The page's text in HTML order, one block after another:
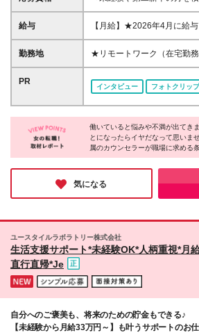
◆美容に関わる仕事がした
歓迎 ◆事務経験・社会人経
中！ ☆8割以上が未経験スタート♪ 私たちは今までの
スキルや経験より あなたの
給与
【月給】★2026年4月に給
京 21万0000円～ 神奈川 20
万7000円～ 千葉 19万6000
～ 栃木 18万2500円～ 滋賀/
岡山 17万6000円～ 香川 17
4000円～ 新潟 17万3500円
口/愛媛 16万8500円～ 熊本
同様) 勤務エリア/東京・神奈
屋・大阪・京都・兵庫 ・札
勤務地
★リモートワーク（在宅勤
ク）もOK 東京都内（渋谷
恵比寿、池袋、品川、秋葉
埼玉、北海道、仙台、福島
ば、長野、富山、静岡、名
滋賀、京都、大阪、神戸、
愛媛、山口、福岡、熊本、
企業での勤務 ◆大手企業で働くチャンス！ ◆転勤な
し/自宅から通える範囲で希
イ＆おしゃれオフィス多数
エリアも♪ ※配属先によって異なりま
アの一例】 東京都……23区
田・淀屋橋・本町・難波
イン・三ノ宮 など 福岡
PR
インタビュー フォトクリップ
働いていると悩みや不満が出てき
とになったらイヤだなって思いま
属のカウンセラーが職場に求める
るみたい！入社してからじゃない
心配もなくなりそうですね。女性
詰まった会社だと感じました！
気になる
ユースタイルラボラトリー株式会社
生活支援サポート*未経験OK*人柄重視*月
直行直帰*Je
自分へのご褒美も、将来のための貯金もできる♪
【未経験から月給33万円～】も叶うサポートのお